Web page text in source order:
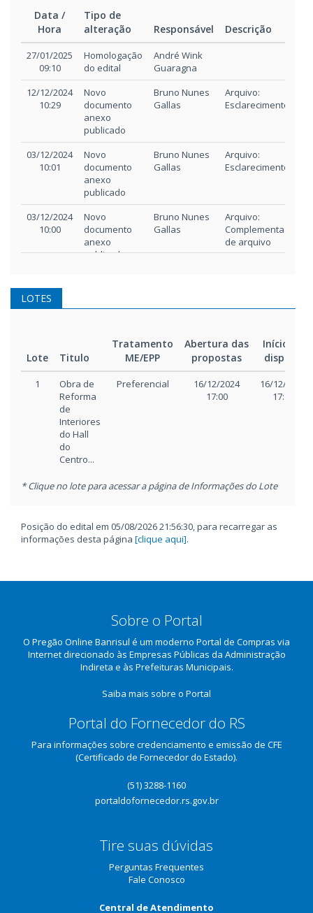
Detalhamento
do BDI
Detalhamento
22/11/2024
Detalhamento
de encargos
sociais
Detalhamento
encargos sociais
22/11/2024
Cronograma Cronograma
130kB
22/11/2024
Edital e
anexos
026/2024
618kB
22/11/2024
Data /
Hora
Tipo de
alteração
Responsável
Descrição
Data /
Hora
Tipo de
alteração
Responsável
27/01/2025
09:10
Homologação
do edital
André Wink
Guaragna
12/12/2024
10:29
Novo
documento
anexo
publicado
Bruno Nunes
Gallas
Arquivo:
Esclarecimentos
03/12/2024
10:01
Novo
documento
anexo
publicado
Bruno Nunes
Gallas
Arquivo:
Esclarecimento
03/12/2024
10:00
Novo
documento
anexo
publicado
Bruno Nunes
Gallas
Arquivo:
Complementação
de arquivo
LOTES
Lote Titulo
Tratamento
ME/EPP
Abertura das
propostas
Início da
disputa
1
Obra de
Reforma
de
Interiores
do Hall
do
Centro...
Preferencial
16/12/2024
17:00
16/12/2024
17:15
* Clique no lote para acessar a página de Informações do Lote
Posição do edital em 05/08/2026 21:56:30, para recarregar as
informações desta página [clique aqui].
Sobre o Portal
O Pregão Online Banrisul é um moderno Portal de Compras via
Internet direcionado às Empresas Públicas da Administração
Indireta e às Prefeituras Municipais.
Saiba mais sobre o Portal
Portal do Fornecedor do RS
Para informações sobre credenciamento e emissão de CFE
(Certificado de Fornecedor do Estado).
(51) 3288-1160
portaldofornecedor.rs.gov.br
Tire suas dúvidas
Perguntas Frequentes
Fale Conosco
Central de Atendimento